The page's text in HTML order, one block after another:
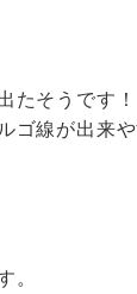
たそうです！
ゴ線が出来
。